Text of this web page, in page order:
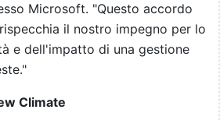
Microsoft. "Questo accordo
il nostro impegno per lo
e dell'impatto di una gestione
Climate